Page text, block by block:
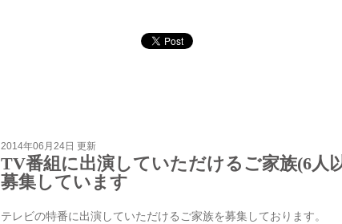
2014年06月24日 更新
TV番組に出演していただけるご家族(6人
募集しています
テレビの特番に出演していただけるご家族を募集しております。